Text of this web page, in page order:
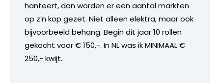
hanteert, dan worden er een aantal markten
op z’n kop gezet. Niet alleen elektra, maar ook
bijvoorbeeld behang. Begin dit jaar 10 rollen
gekocht voor € 150,-. In NL was ik MINIMAAL €
250,- kwijt.